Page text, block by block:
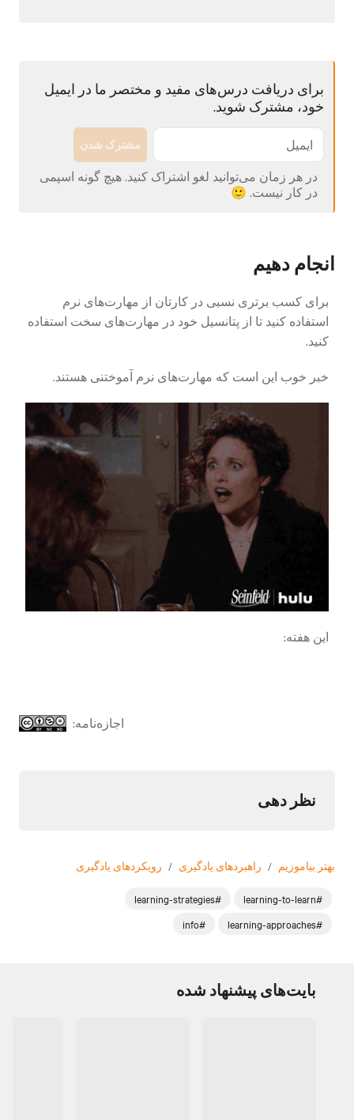
برای دریافت درس‌های مفید و مختصر ما در ایمیل
خود، مشترک شوید.
مشترک شدن
در هر زمان می‌توانید لغو اشتراک کنید. هیچ گونه اسپمی
در کار نیست. 🙂
انجام دهیم
برای کسب برتری نسبی در کارتان از مهارت‌های نرم
استفاده کنید تا از پتانسیل خود در مهارت‌های سخت استفاده
کنید.
خبر خوب این است که مهارت‌های نرم آموختنی هستند.
این هفته:
اجازه‌نامه:
نظر دهی
بهتر بیاموزیم / راهبردهای یادگیری / رویکردهای یادگیری
#learning-to-learn
#learning-strategies
#learning-approaches
#info
بایت‌های پیشنهاد شده